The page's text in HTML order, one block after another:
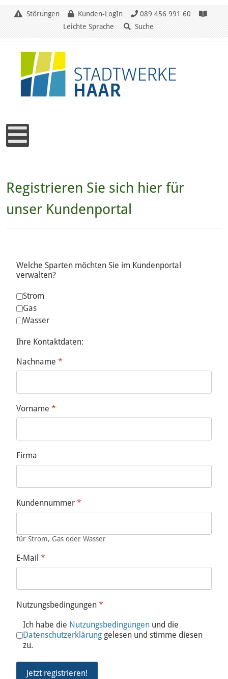
Störungen Kunden-LogIn
089 456 991 60
Leichte Sprache
Suche
Registrieren Sie sich hier für
unser Kundenportal
Welche Sparten möchten Sie im Kundenportal
verwalten?
Sparten
Strom
Gas
Wasser
Ihre Kontaktdaten:
Nachname *
Vorname *
Firma
Kundennummer *
für Strom, Gas oder Wasser
E-Mail *
Nutzungsbedingungen *
Ich habe die Nutzungsbedingungen und die
Datenschutzerklärung gelesen und stimme diesen
zu.
Jetzt registrieren!